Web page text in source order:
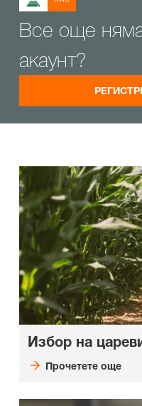
Все още
акаунт?
Избор на
Прочетете още